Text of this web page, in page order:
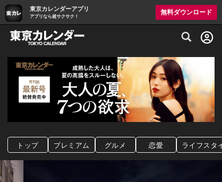
東京カレンダーアプリ
アプリなら超サクサク！
無料ダウンロード
グルメ情報・プレミアムレストラン予約
トップ プレミアム グルメ 恋愛 ライフスタ